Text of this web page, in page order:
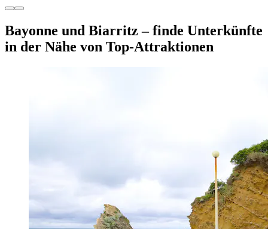
Bayonne und Biarritz – finde Unterkünfte
in der Nähe von Top-Attraktionen